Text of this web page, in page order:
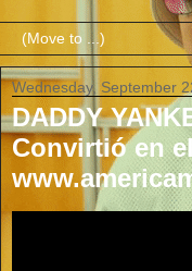
Wednesday, September
DADDY
Convirtió en